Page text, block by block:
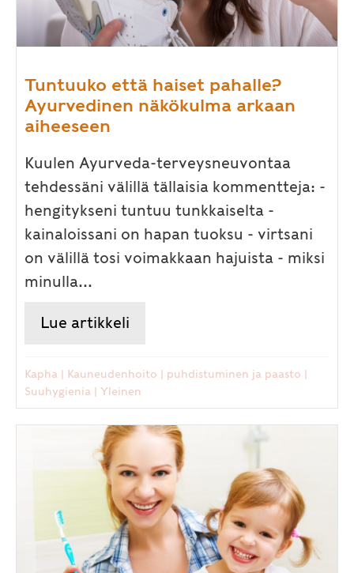
Tuntuuko että haiset pahalle?
Ayurvedinen näkökulma arkaan
aiheeseen
Kuulen Ayurveda-terveysneuvontaa
tehdessäni välillä tällaisia kommentteja: -
hengitykseni tuntuu tunkkaiselta -
kainaloissani on hapan tuoksu - virtsani
on välillä tosi voimakkaan hajuista - miksi
minulla...
Lue artikkeli
Kapha | Kauneudenhoito | puhdistuminen ja paasto |
Suuhygienia | Yleinen